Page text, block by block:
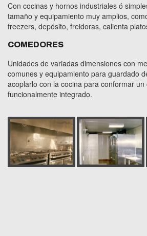
Con cocinas y hornos industriales ó
tamaño y equipamiento muy amplios,
freezers, depósito, freidoras, calienta
COMEDORES
Unidades de variadas dimensiones con
comunes y equipamiento para guardado
acoplarlo con la cocina para conformar un
funcionalmente integrado.